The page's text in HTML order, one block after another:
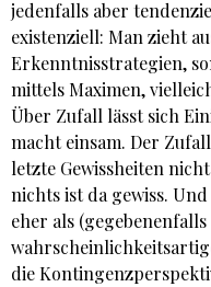
jedenfalls aber
existenziell: Man zieht
Erkenntnisstrategien,
mittels Maximen,
Über Zufall lässt sich
macht einsam. Der
letzte Gewissheiten
nichts ist da gewiss.
eher als
die